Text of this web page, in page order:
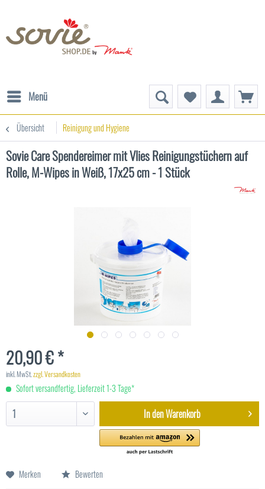
Menü
Übersicht Reinigung und Hygiene
Sovie Care Spendereimer mit Vlies Reinigungstüchern auf
Rolle, M-Wipes in Weiß, 17x25 cm - 1 Stück
20,90 € *
inkl. MwSt.zzgl. Versandkosten
Sofort versandfertig, Lieferzeit 1-3 Tage*
In denWarenkorb
Merken Bewerten